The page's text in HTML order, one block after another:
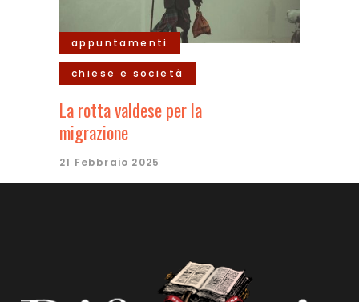
appuntamenti
chiese e società
La rotta valdese per la
migrazione
21 Febbraio 2025